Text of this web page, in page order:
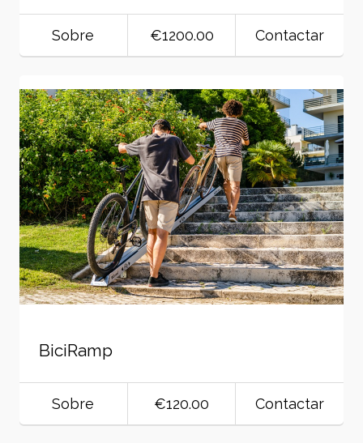
Sobre €1200.00 Contactar
BiciRamp
Sobre €120.00 Contactar